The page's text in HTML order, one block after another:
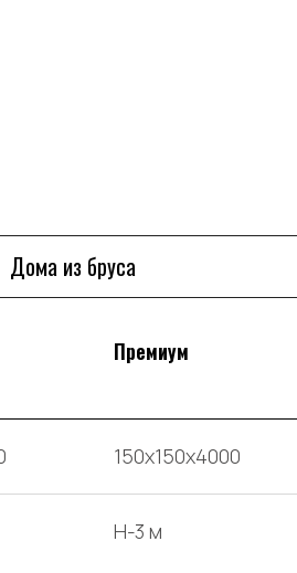
Дома из бруса
Премиум
150х150х4000
H-3 м